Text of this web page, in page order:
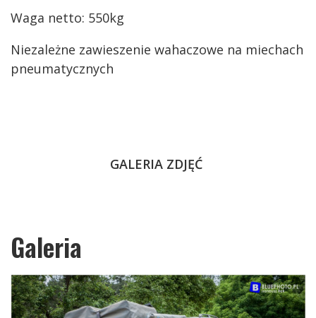
Waga netto: 550kg
Niezależne zawieszenie wahaczowe na miechach
pneumatycznych
GALERIA ZDJĘĆ
Galeria